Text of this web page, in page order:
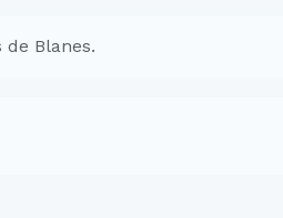
Blanes.